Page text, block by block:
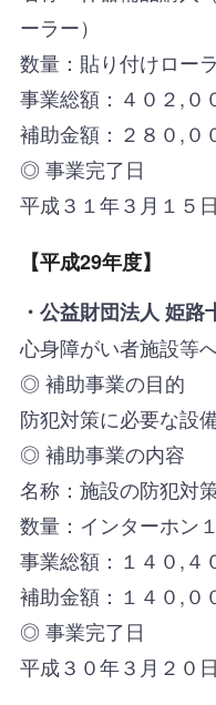
ーラー）
数量：貼り付けロー
事業総額：４０２,０
補助金額：２８０,０
◎ 事業完了日
平成３１年３月１５日
【平成29年度】
・公益財団法人 姫路
心身障がい者施設等
◎ 補助事業の目的
防犯対策に必要な設
◎ 補助事業の内容
名称：施設の防犯対
数量：インターホン
事業総額：１４０,４
補助金額：１４０,０
◎ 事業完了日
平成３０年３月２０日